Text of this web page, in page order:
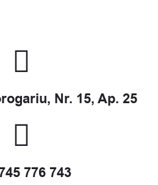
Nr. 15, Ap. 25
776 743